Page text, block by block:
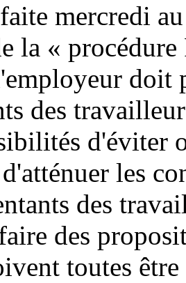
mercredi
la «
doit
des
d'éviter
les
des
des
toutes être